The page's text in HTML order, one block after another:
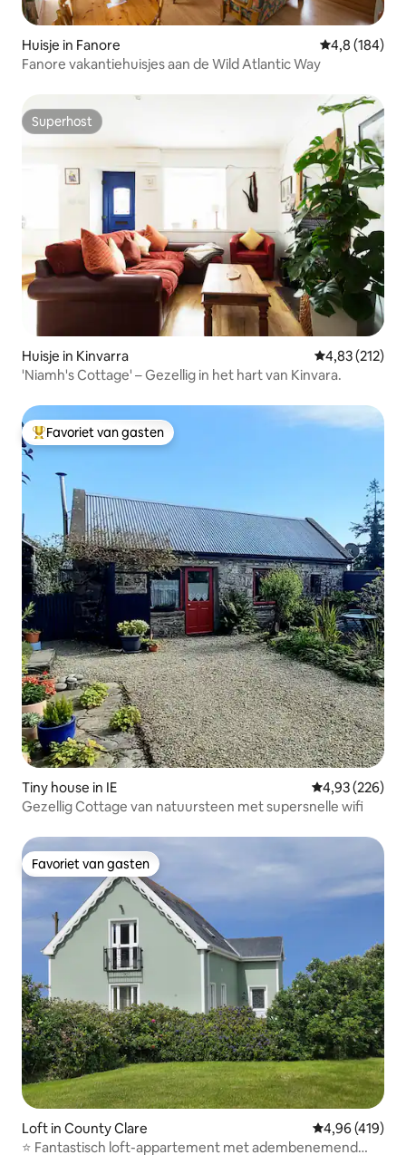
Huisje in Fanore Gemiddelde
4,8 (184)
Fanore vakantiehuisjes aan de Wild Atlantic Way
Superhost
Superhost
Huisje in Kinvarra Gemiddelde
4,83 (212)
'Niamh's Cottage' – Gezellig in het hart van Kinvara.
Topfavoriet van gasten
Favoriet van gasten
Tiny house in IE Gemiddelde
4,93 (226)
Gezellig Cottage van natuursteen met supersnelle wifi
Favoriet van gasten
Favoriet van gasten
Loft in County Clare Gemiddelde
4,96 (419)
⭐️ Fantastisch loft-appartement met adembenemend